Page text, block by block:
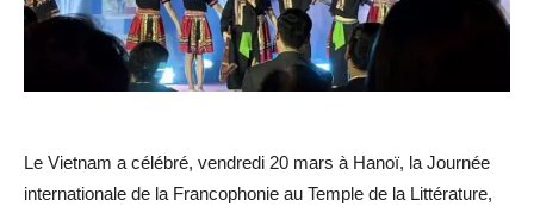
Le Vietnam a célébré, vendredi 20 mars à Hanoï, la Journée
internationale de la Francophonie au Temple de la Littérature,